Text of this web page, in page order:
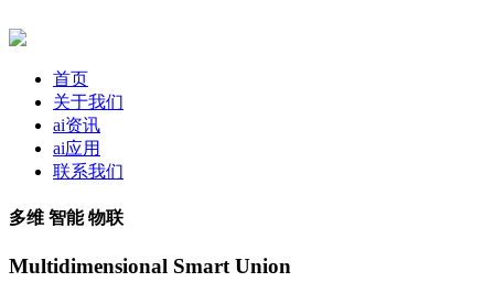
首页
关于我们
ai资讯
ai应用
联系我们
多维 智能 物联
Multidimensional Smart Union